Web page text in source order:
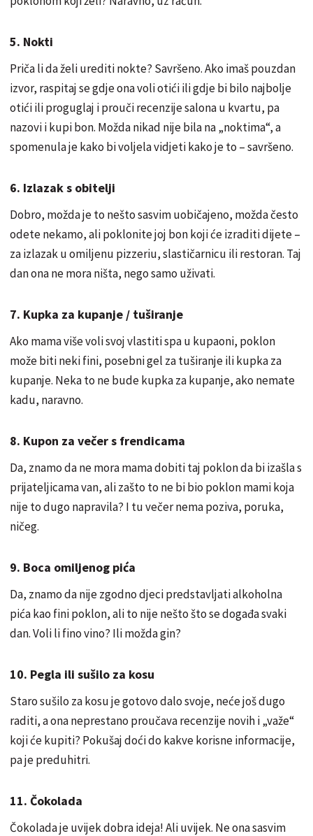
5. Nokti
Priča li da želi urediti nokte? Savršeno. Ako imaš pouzdan
izvor, raspitaj se gdje ona voli otići ili gdje bi bilo najbolje
otići ili proguglaj i prouči recenzije salona u kvartu, pa
nazovi i kupi bon. Možda nikad nije bila na „noktima“, a
spomenula je kako bi voljela vidjeti kako je to – savršeno.
6. Izlazak s obitelji
Dobro, možda je to nešto sasvim uobičajeno, možda često
odete nekamo, ali poklonite joj bon koji će izraditi dijete –
za izlazak u omiljenu pizzeriu, slastičarnicu ili restoran. Taj
dan ona ne mora ništa, nego samo uživati.
7. Kupka za kupanje / tuširanje
Ako mama više voli svoj vlastiti spa u kupaoni, poklon
može biti neki fini, posebni gel za tuširanje ili kupka za
kupanje. Neka to ne bude kupka za kupanje, ako nemate
kadu, naravno.
8. Kupon za večer s frendicama
Da, znamo da ne mora mama dobiti taj poklon da bi izašla s
prijateljicama van, ali zašto to ne bi bio poklon mami koja
nije to dugo napravila? I tu večer nema poziva, poruka,
ničeg.
9. Boca omiljenog pića
Da, znamo da nije zgodno djeci predstavljati alkoholna
pića kao fini poklon, ali to nije nešto što se događa svaki
dan. Voli li fino vino? Ili možda gin?
10. Pegla ili sušilo za kosu
Staro sušilo za kosu je gotovo dalo svoje, neće još dugo
raditi, a ona neprestano proučava recenzije novih i „važe“
koji će kupiti? Pokušaj doći do kakve korisne informacije,
pa je preduhitri.
11. Čokolada
Čokolada je uvijek dobra ideja! Ali uvijek. Ne ona sasvim